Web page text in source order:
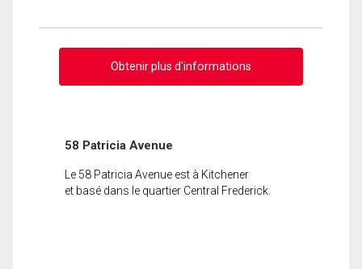
Obtenir plus d'informations
58 Patricia Avenue
Le 58 Patricia Avenue est à Kitchener
et basé dans le quartier Central Frederick.